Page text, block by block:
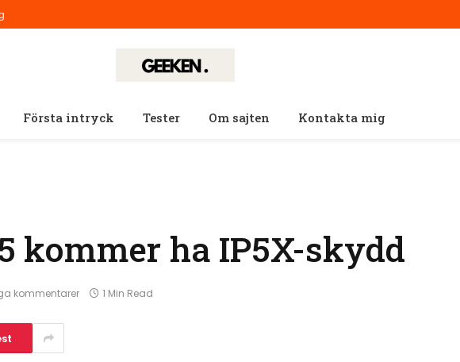
Första intryck Tester Om sajten Kontakta mig
kommer ha IP5X-skydd
kommentarer 1 Min Read